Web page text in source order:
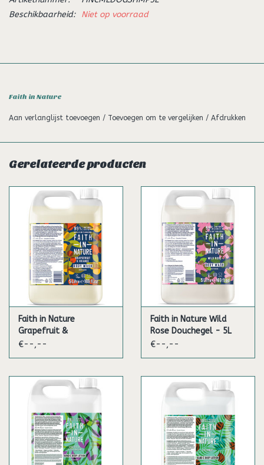
Beschikbaarheid:
Niet op voorraad
Faith in Nature
Aan verlanglijst toevoegen / Toevoegen om te vergelijken / Afdrukken
Gerelateerde producten
Faith in Nature
Grapefruit &
Sinaasappel Bad-en
€--,--
Faith in Nature Wild
Rose Douchegel - 5L
€--,--